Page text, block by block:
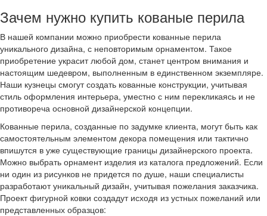
Зачем нужно купить кованые перила
В нашей компании можно приобрести кованные перила
уникального дизайна, с неповторимым орнаментом. Такое
приобретение украсит любой дом, станет центром внимания и
настоящим шедевром, выполненным в единственном экземпляре.
Наши кузнецы смогут создать кованные конструкции, учитывая
стиль оформления интерьера, уместно с ним перекликаясь и не
противореча основной дизайнерской концепции.
Кованные перила, созданные по задумке клиента, могут быть как
самостоятельным элементом декора помещения или тактично
впишутся в уже существующие границы дизайнерского проекта.
Можно выбрать орнамент изделия из каталога предложений. Если
ни один из рисунков не придется по душе, наши специалисты
разработают уникальный дизайн, учитывая пожелания заказчика.
Проект фигурной ковки создадут исходя из устных пожеланий или
представленных образцов: